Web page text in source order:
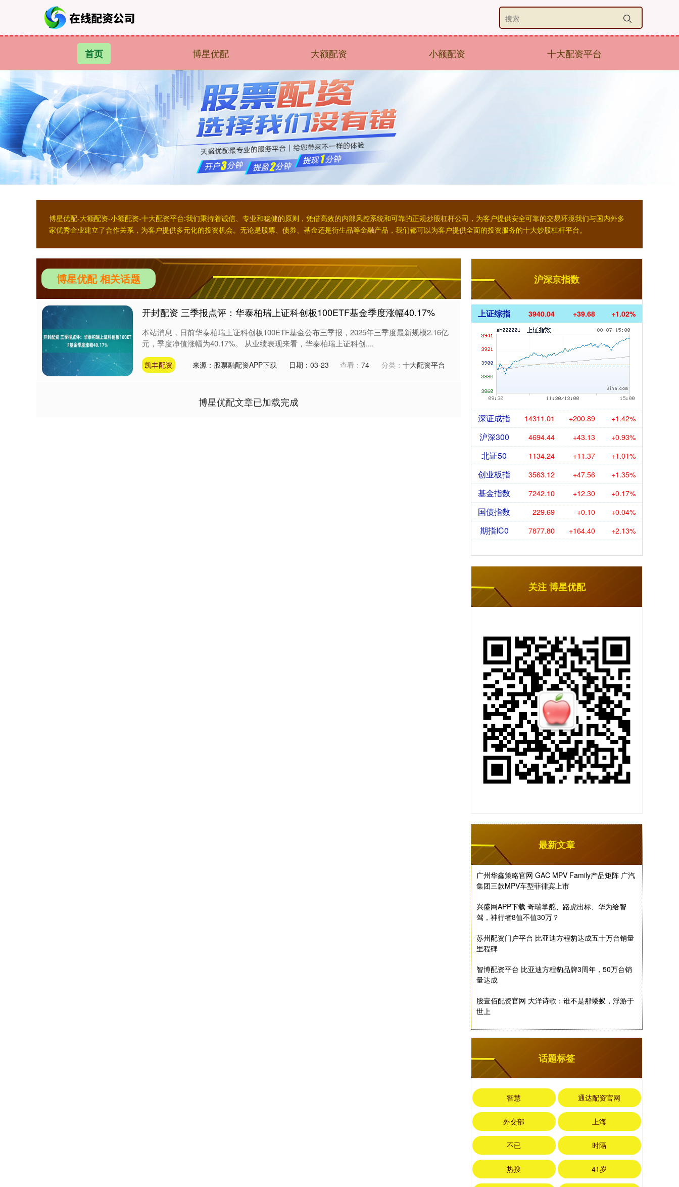
首页 博星优配 大额配资 小额配资 十大配资平台
博星优配-大额配资-小额配资-十大配资平台:我们秉持着诚信、专业和稳健的原则，凭借高效的内部风控系统和可靠的正规炒股杠杆公司，为客户提供安全可靠的交易环境我们与国内外多
家优秀企业建立了合作关系，为客户提供多元化的投资机会。无论是股票、债券、基金还是衍生品等金融产品，我们都可以为客户提供全面的投资服务的十大炒股杠杆平台。
博星优配 相关话题
开封配资 三季报点评：华泰柏瑞上证科创板100ETF基金季度涨幅40.17%
本站消息，日前华泰柏瑞上证科创板100ETF基金公布三季报，2025年三季度最新规模2.16亿
元，季度净值涨幅为40.17%。 从业绩表现来看，华泰柏瑞上证科创....
凯丰配资 来源：股票融配资APP下载 日期：03-23 查看： 74 分类： 十大配资平台
博星优配文章已加载完成
沪深京指数
上证综指 3940.04 +39.68 +1.02%
深证成指 14311.01 +200.89 +1.42%
沪深300 4694.44 +43.13 +0.93%
北证50 1134.24 +11.37 +1.01%
创业板指 3563.12 +47.56 +1.35%
基金指数 7242.10 +12.30 +0.17%
国债指数 229.69 +0.10 +0.04%
期指IC0 7877.80 +164.40 +2.13%
关注 博星优配
最新文章
广州华鑫策略官网 GAC MPV Family产品矩阵 广汽
集团三款MPV车型菲律宾上市
兴盛网APP下载 奇瑞掌舵、路虎出标、华为给智
驾，神行者8值不值30万？
苏州配资门户平台 比亚迪方程豹达成五十万台销量
里程碑
智博配资平台 比亚迪方程豹品牌3周年，50万台销
量达成
股壹佰配资官网 大洋诗歌：谁不是那蝼蚁，浮游于
世上
话题标签
智慧 通达配资官网
外交部 上海
不已 时隔
热搜 41岁